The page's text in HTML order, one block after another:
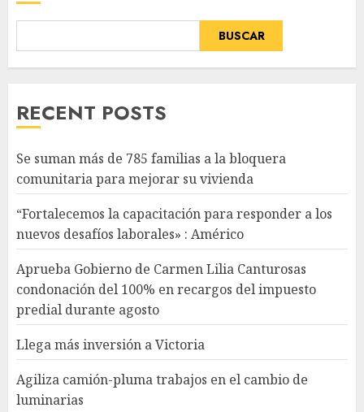
BUSCAR
RECENT POSTS
Se suman más de 785 familias a la bloquera
comunitaria para mejorar su vivienda
“Fortalecemos la capacitación para responder a los
nuevos desafíos laborales» : Américo
Aprueba Gobierno de Carmen Lilia Canturosas
condonación del 100% en recargos del impuesto
predial durante agosto
Llega más inversión a Victoria
Agiliza camión-pluma trabajos en el cambio de
luminarias